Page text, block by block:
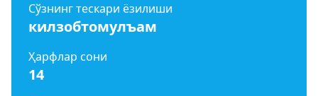
Сўзнинг тескари ёзилиши
килзобтомулъам
Ҳарфлар сони
14